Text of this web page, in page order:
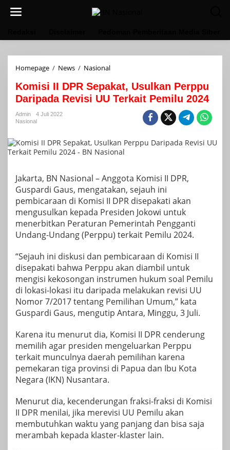
Homepage / News / NasionalKomisi
DPR
Sepakat,
Usulkan
UU
Terkait
Komisi II DPR Sepakat, Usulkan Perppu
Daripada Revisi UU Terkait Pemilu 2024
Admin
4 Juli 2022
Nasional
Jakarta, BN Nasional – Anggota Komisi II DPR,
Guspardi Gaus, mengatakan, sejauh ini
pembicaraan di Komisi II DPR disepakati akan
mengusulkan kepada Presiden Jokowi untuk
menerbitkan Peraturan Pemerintah Pengganti
Undang-Undang (Perppu) terkait Pemilu 2024.
“Sejauh ini diskusi dan pembicaraan di Komisi II
disepakati bahwa Perppu akan diambil untuk
mengisi kekosongan instrumen hukum soal Pemilu
di lokasi-lokasi itu daripada melakukan revisi UU
Nomor 7/2017 tentang Pemilihan Umum,” kata
Guspardi Gaus, mengutip Antara, Minggu, 3 Juli.
Karena itu menurut dia, Komisi II DPR cenderung
memilih agar presiden mengeluarkan Perppu
terkait munculnya daerah pemilihan karena
pemekaran tiga provinsi di Papua dan Ibu Kota
Negara (IKN) Nusantara.
Menurut dia, kecenderungan fraksi-fraksi di Komisi
II DPR menilai, jika merevisi UU Pemilu akan
membutuhkan waktu yang panjang dan bisa saja
merambah kepada klaster-klaster lain.